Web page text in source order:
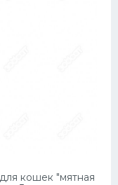
кошек "мятная